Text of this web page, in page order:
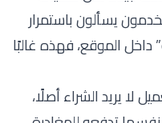
يسألون باستمرار
الموقع، فهذه غالبًا
لا يريد الشراء أصلًا،